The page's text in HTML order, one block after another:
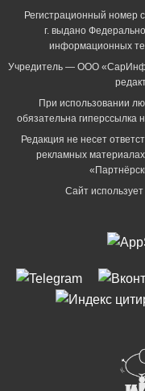
Регистрационный
г. выдано
информационных
Учредитель — ООО
При использовании
обязательна гиперссылка
Редакция не несет
рекламных
Сайт